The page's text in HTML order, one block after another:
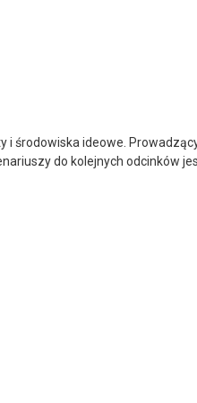
środowiska ideowe.
do kolejnych odcinków